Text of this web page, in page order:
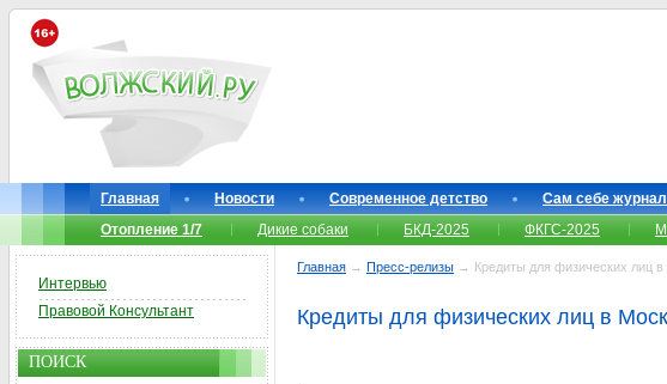
Главная Новости Современное детство Сам себе
Отопление 1/7
Дикие собаки БКД-2025 ФКГС-2025
Главная → Пресс-релизы → Кредиты для физических лиц
Кредиты для физических лиц в
Интервью
Правовой Консультант
ПОИСК